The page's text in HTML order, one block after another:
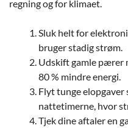
regning og for klimaet.
Sluk helt for
bruger stadig strøm.
Udskift gamle pærer
80 % mindre energi.
Flyt tunge elopgaver
nattetimerne, hvor
Tjek dine aftaler en